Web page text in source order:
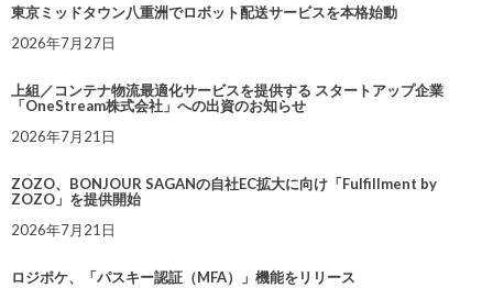
東京ミッドタウン八重洲でロボット配送サービスを本格始動
2026年7月27日
上組／コンテナ物流最適化サービスを提供する スタートアップ企業
「OneStream株式会社」への出資のお知らせ
2026年7月21日
ZOZO、BONJOUR SAGANの自社EC拡大に向け「Fulfillment by
ZOZO」を提供開始
2026年7月21日
ロジポケ、「パスキー認証（MFA）」機能をリリース